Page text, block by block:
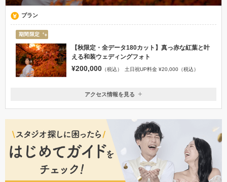
プラン
期間限定
【秋限定・全データ180カット】真っ赤な紅葉と叶
える和装ウェディングフォト
¥200,000 （税込） 土日祝UP料金 ¥20,000（税込）
富山県富山市小泉町44
076-482-5056
アクセス情報を見る